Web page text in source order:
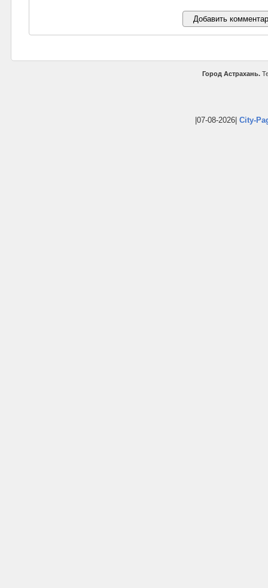
Город Астрахань.
|07-08-2026| City-